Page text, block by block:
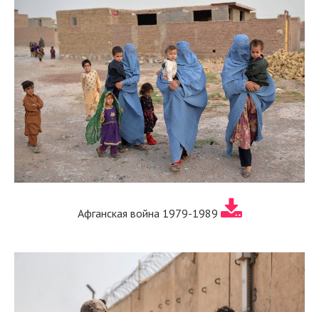
Афганская война 1979-1989